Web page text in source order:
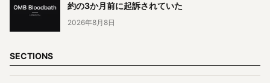
約の3か月前に起訴されていた
2026年8月8日
SECTIONS